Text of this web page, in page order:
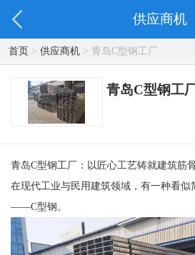
供应商机
首页> 供应商机> 青岛C型钢工厂
青岛C型钢工
青岛C型钢工厂：以匠心工艺铸就建筑筋
在现代工业与民用建筑领域，有一种看似
——C型钢。